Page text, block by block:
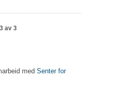
av 3
med Senter for